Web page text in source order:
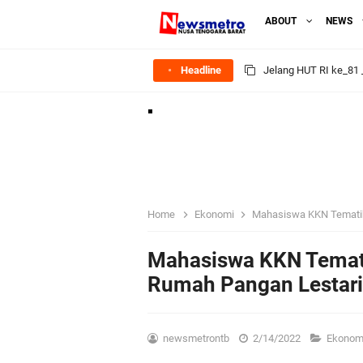
ABOUT NEWS
Headline Polres Lombok
Polres Lotim Gelar
Kapolda NTB Buka
Samapta Polresta
Home Ekonomi Mahasiswa KKN
Mahasiswa KKN
Rumah Pangan Lestari
newsmetrontb 2/14/2022